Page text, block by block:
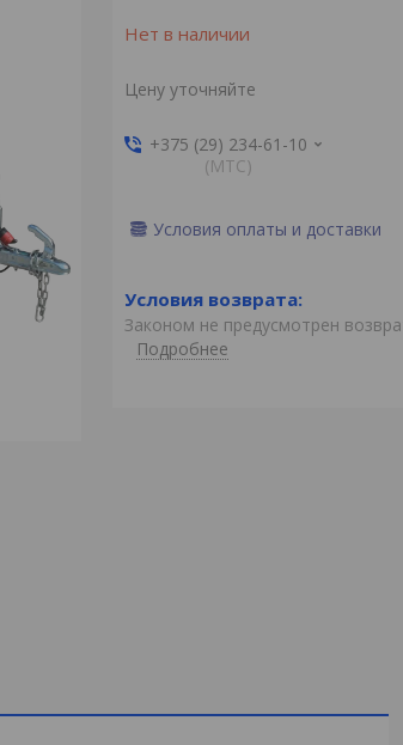
Нет в наличии
Цену уточняйте
+375 (29) 234-61-10
(MTС)
Условия оплаты и доставки
Законом не предусмотрен
Подробнее